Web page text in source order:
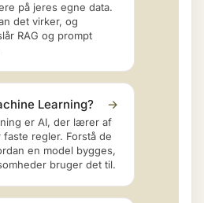
på jeres egne data.
det virker, og
RAG og prompt
Learning? →
er AI, der lærer af
regler. Forstå de
en model bygges,
bruger det til.